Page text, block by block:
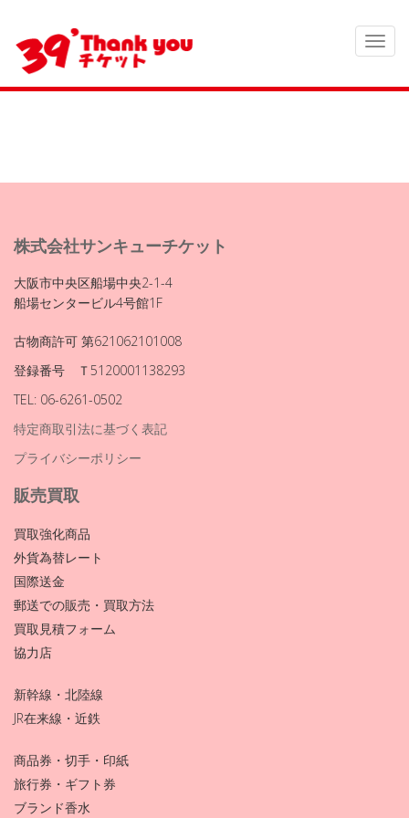
株式会社サンキューチケット
大阪市中央区船場中央2-1-4
船場センタービル4号館1F
古物商許可 第621062101008
登録番号 Ｔ5120001138293
TEL: 06-6261-0502
特定商取引法に基づく表記
プライバシーポリシー
販売買取
買取強化商品
外貨為替レート
国際送金
郵送での販売・買取方法
買取見積フォーム
協力店
新幹線・北陸線
JR在来線・近鉄
商品券・切手・印紙
旅行券・ギフト券
ブランド香水